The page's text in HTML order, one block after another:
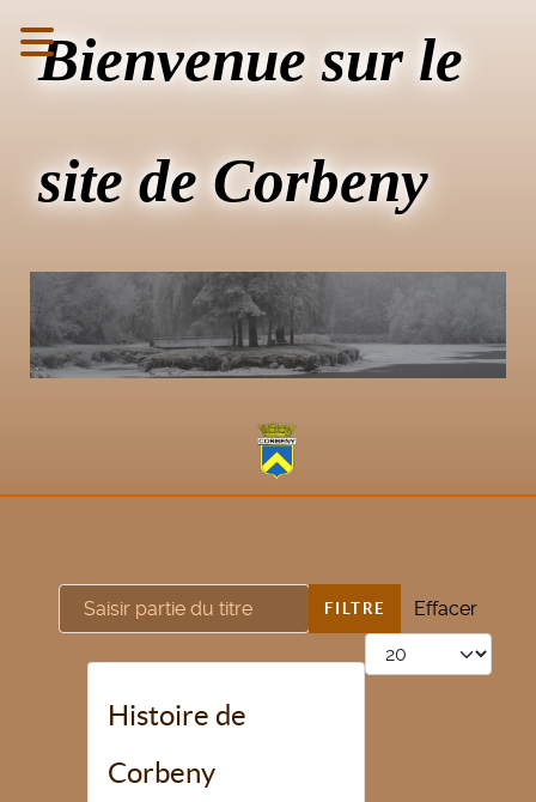
Bienvenue sur le
site de Corbeny
Saisir partie du titre FILTRE
Effacer
Afficher #
Histoire de
Corbeny